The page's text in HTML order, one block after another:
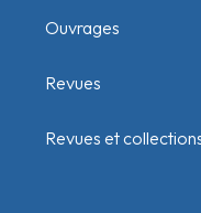
Ouvrages
Revues
Revues et